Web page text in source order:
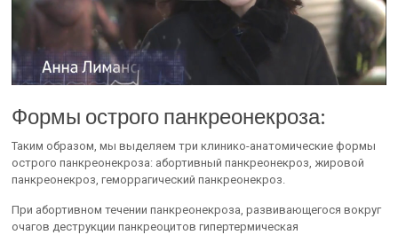
Формы острого панкреонекроза:
Таким образом, мы выделяем три клинико-анатомические формы
острого панкреонекроза: абортивный панкреонекроз, жировой
панкреонекроз, геморрагический панкреонекроз.
При абортивном течении панкреонекроза, развивающегося вокруг
очагов деструкции панкреоцитов гипертермическая